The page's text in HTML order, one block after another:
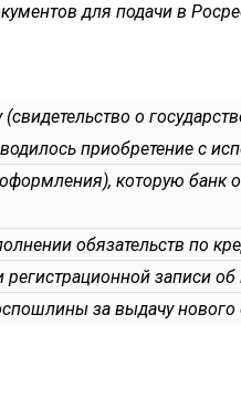
для подачи в
о
приобретение с
которую банк
обязательств по
записи об
за выдачу нового